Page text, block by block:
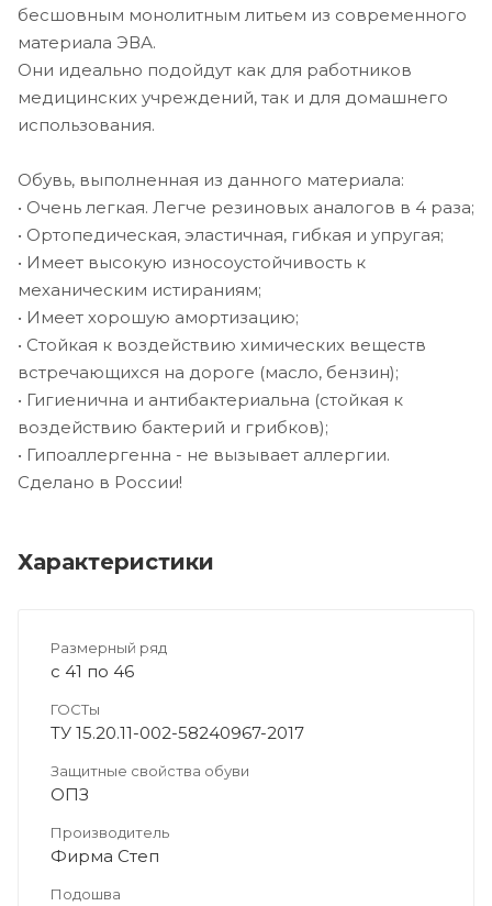
бесшовным монолитным литьем из современного
материала ЭВА.
Они идеально подойдут как для работников
медицинских учреждений, так и для домашнего
использования.
Обувь, выполненная из данного материала:
• Очень легкая. Легче резиновых аналогов в 4 раза;
• Ортопедическая, эластичная, гибкая и упругая;
• Имеет высокую износоустойчивость к
механическим истираниям;
• Имеет хорошую амортизацию;
• Стойкая к воздействию химических веществ
встречающихся на дороге (масло, бензин);
• Гигиенична и антибактериальна (стойкая к
воздействию бактерий и грибков);
• Гипоаллергенна - не вызывает аллергии.
Сделано в России!
Характеристики
Размерный ряд
с 41 по 46
ГОСТы
ТУ 15.20.11-002-58240967-2017
Защитные свойства обуви
ОПЗ
Производитель
Фирма Степ
Подошва